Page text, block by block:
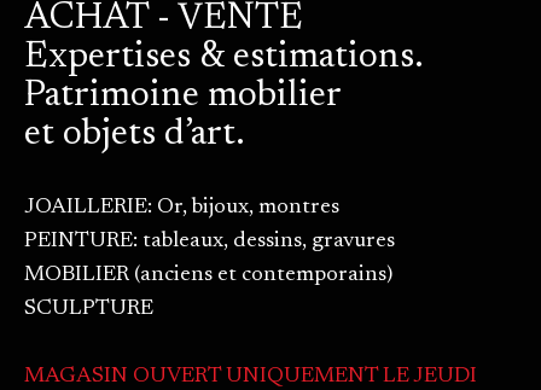
ACHAT - VENTE
Expertises & estimations.
Patrimoine mobilier
et objets d’art.
JOAILLERIE: Or, bijoux, montres
PEINTURE: tableaux, dessins, gravures
MOBILIER (anciens et contemporains)
SCULPTURE
MAGASIN OUVERT UNIQUEMENT LE JEUDI